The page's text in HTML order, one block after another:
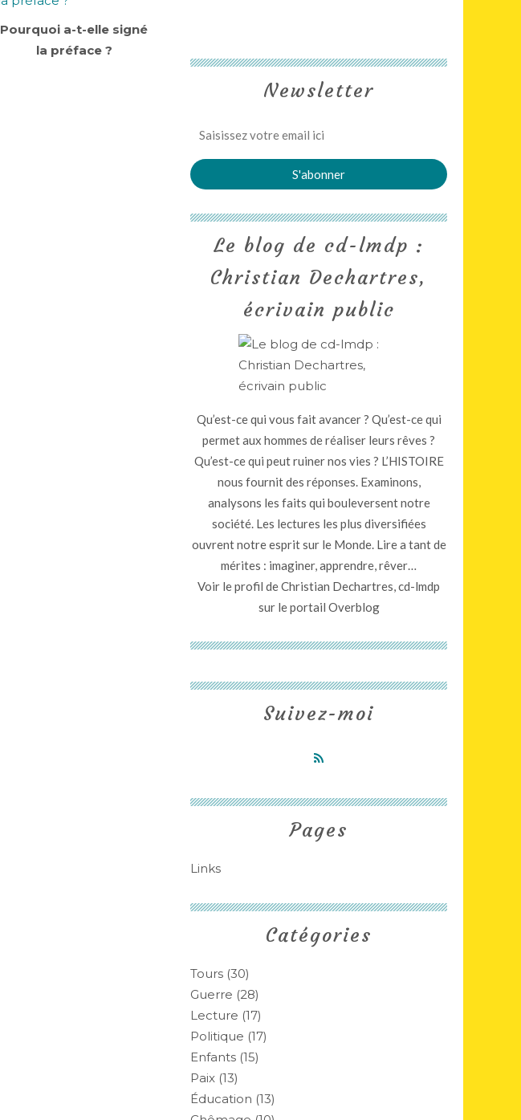
Pourquoi a-t-elle signé
la préface ?
Newsletter
Catégories
Tours (30)
Guerre (28)
Lecture (17)
Politique (17)
Enfants (15)
Paix (13)
Éducation (13)
Pages
Links
Le blog de cd-lmdp :
Christian Dechartres,
écrivain public
Qu’est-ce qui vous fait avancer ? Qu’est-ce qui
permet aux hommes de réaliser leurs rêves ?
Qu’est-ce qui peut ruiner nos vies ? L’HISTOIRE
nous fournit des réponses. Examinons,
analysons les faits qui bouleversent notre
société. Les lectures les plus diversifiées
ouvrent notre esprit sur le Monde. Lire a tant de
mérites : imaginer, apprendre, rêver…
Voir le profil deChristian Dechartres, cd-lmdp
sur le portail Overblog
Suivez-moi